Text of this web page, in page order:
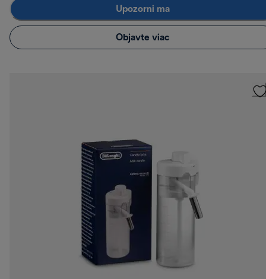
Upozorni ma
Objavte viac